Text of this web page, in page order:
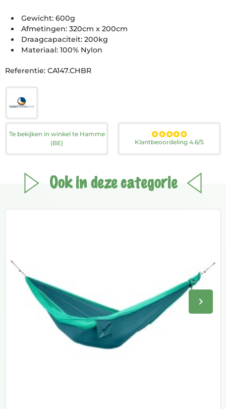
Gewicht: 600g
Afmetingen: 320cm x 200cm
Draagcapaciteit: 200kg
Materiaal: 100% Nylon
Referentie: CA147.CHBR
Te bekijken in winkel te Hamme
(BE)
Klantbeoordeling 4.6/5
Ook in deze categorie
keyboard_arrow_right